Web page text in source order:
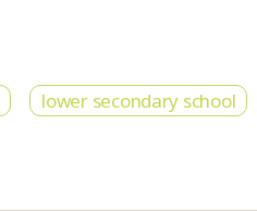
lower secondary school